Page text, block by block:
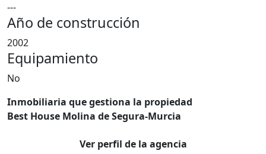
---
Año de construcción
2002
Equipamiento
No
Inmobiliaria que gestiona la propiedad
Best House Molina de Segura-Murcia
Ver perfil de la agencia